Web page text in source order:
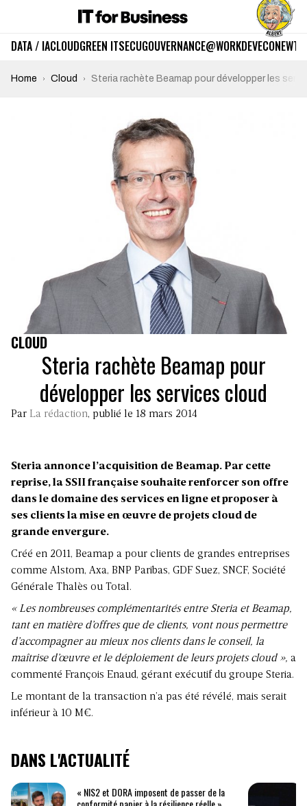
DATA / IACLOUDGREEN ITSECUGOUVERNANCE@WORKDEVECO
Home Cloud Steria rachète Beamap pour développer les
CLOUD
Steria rachète Beamap pour
développer les services cloud
Par La rédaction, publié le 18 mars 2014
Steria annonce l’acquisition de Beamap. Par cette
reprise, la SSII française souhaite renforcer son offre
dans le domaine des services en ligne et proposer à
ses clients la mise en œuvre de projets cloud de
grande envergure.
Créé en 2011, Beamap a pour clients de grandes entreprises
comme Alstom, Axa, BNP Paribas, GDF Suez, SNCF, Société
Générale Thalès ou Total.
« Les nombreuses complémentarités entre Steria et Beamap,
tant en matière d’offres que de clients, vont nous permettre
d’accompagner au mieux nos clients dans le conseil, la
maîtrise d’œuvre et le déploiement de leurs projets cloud », a
commenté François Enaud, gérant exécutif du groupe Steria.
Le montant de la transaction n’a pas été révélé, mais serait
inférieur à 10 M€.
DANS L'ACTUALITÉ
« NIS2 et DORA imposent de passer de la